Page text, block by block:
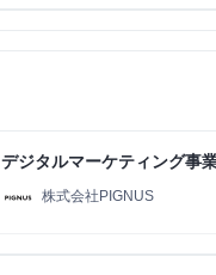
デジタルマーケティング事業
株式会社PIGNUS